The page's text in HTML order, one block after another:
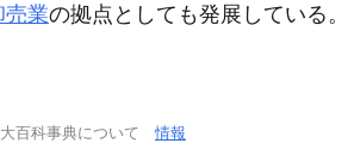
売業の拠点としても発展している。
百科事典について情報